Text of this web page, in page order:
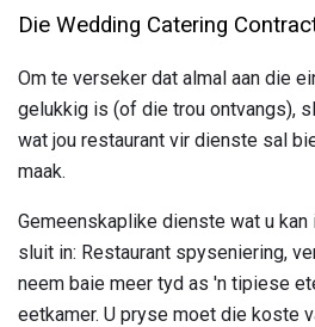
Die Wedding Catering
Om te verseker dat almal aan die
gelukkig is (of die trou ontvangs),
wat jou restaurant vir dienste sal
maak.
Gemeenskaplike dienste wat u
sluit in: Restaurant spyseniering,
neem baie meer tyd as 'n tipiese
eetkamer. U pryse moet die koste